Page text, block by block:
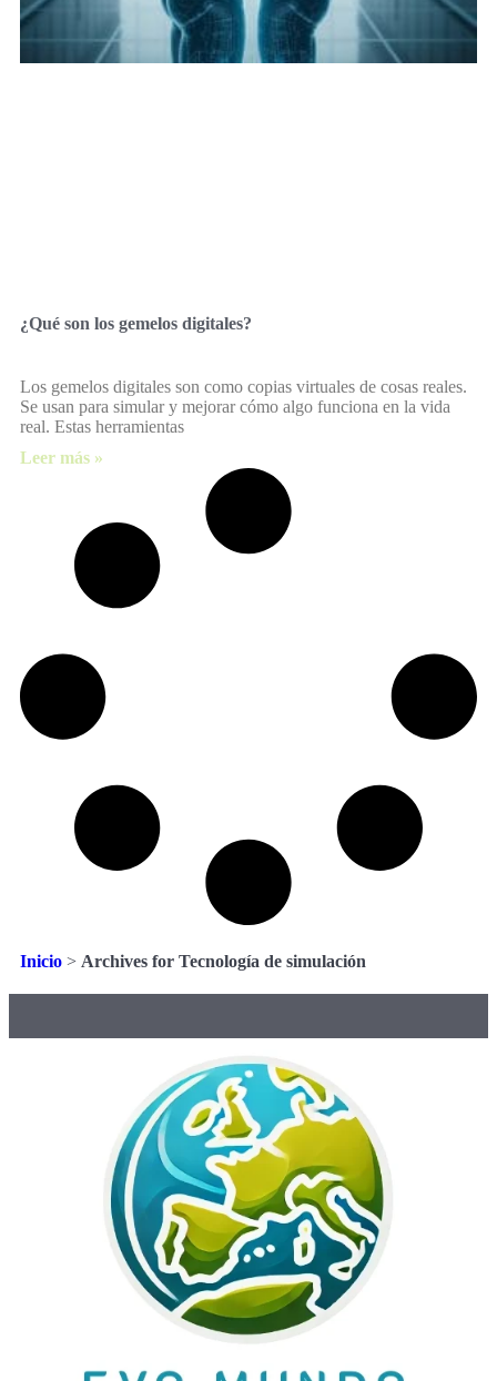
¿Qué son los gemelos digitales?
Los gemelos digitales son como copias virtuales de cosas reales.
Se usan para simular y mejorar cómo algo funciona en la vida
real. Estas herramientas
Leer más »
Inicio > Archives for Tecnología de simulación